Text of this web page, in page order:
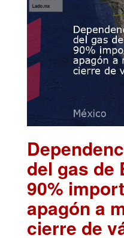
del gas de
90%
apagón a
cierre de